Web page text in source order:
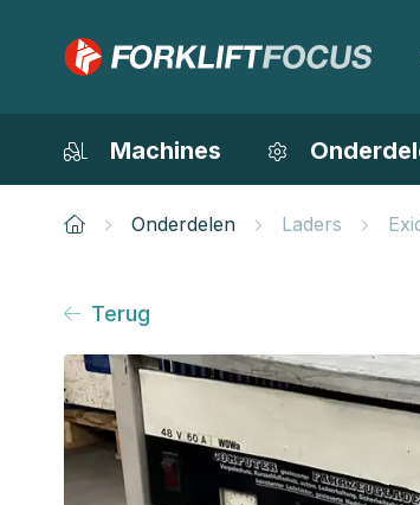
Machines
Onderdelen Laders
Terug